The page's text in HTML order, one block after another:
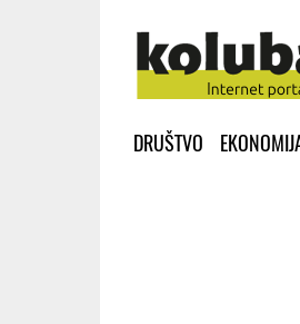
DRUŠTVO